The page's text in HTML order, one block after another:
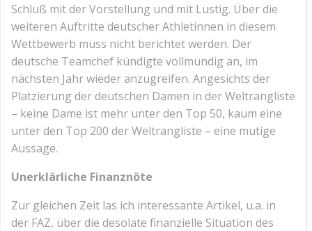
Schluß mit der Vorstellung und mit Lustig. Über die
weiteren Auftritte deutscher Athletinnen in diesem
Wettbewerb muss nicht berichtet werden. Der
deutsche Teamchef kündigte vollmundig an, im
nächsten Jahr wieder anzugreifen. Angesichts der
Platzierung der deutschen Damen in der Weltrangliste
– keine Dame ist mehr unter den Top 50, kaum eine
unter den Top 200 der Weltrangliste – eine mutige
Aussage.
Unerklärliche Finanznöte
Zur gleichen Zeit las ich interessante Artikel, u.a. in
der FAZ, über die desolate finanzielle Situation des